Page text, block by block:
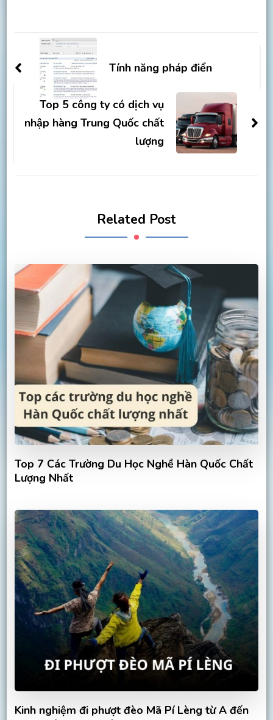
Post
NavigationTính năng pháp điển
Top 5 công ty có dịch vụ
nhập hàng Trung Quốc chất
lượng
Related Post
Top 7 Các Trường Du Học Nghề Hàn Quốc Chất
Lượng Nhất
Kinh nghiệm đi phượt đèo Mã Pí Lèng từ A đến